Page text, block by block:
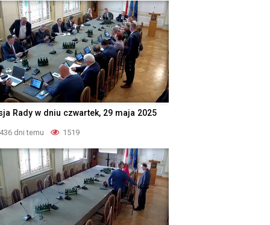
Rady w dniu czwartek, 29 maja 2025
436 dni temu 1519